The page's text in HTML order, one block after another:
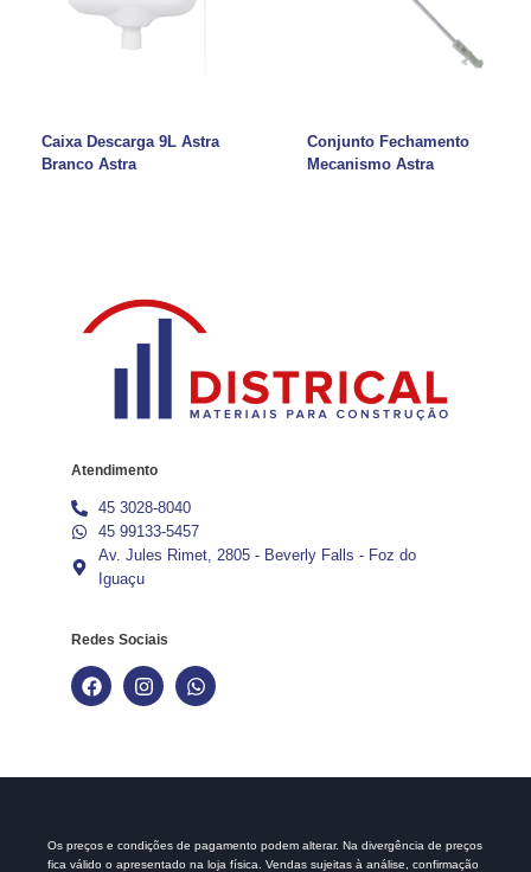
Caixa Descarga 9L Astra
Branco Astra
Conjunto Fechamento
Mecanismo Astra
Atendimento
45 3028-8040
45 99133-5457
Av. Jules Rimet, 2805 - Beverly Falls - Foz do
Iguaçu
Redes Sociais
Os preços e condições de pagamento podem alterar. Na divergência de preços
fica válido o apresentado na loja física. Vendas sujeitas à análise, confirmação